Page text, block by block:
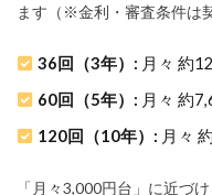
ます（※金利・審査条件は
36回（3年）: 月々 約
60回（5年）: 月々 約
120回（10年）: 月々
「月々3,000円台」に近づ